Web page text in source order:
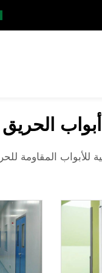
أبواب الحريق